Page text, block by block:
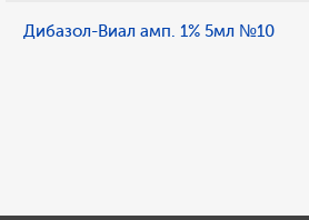
Дибазол-Виал амп. 1% 5мл №10